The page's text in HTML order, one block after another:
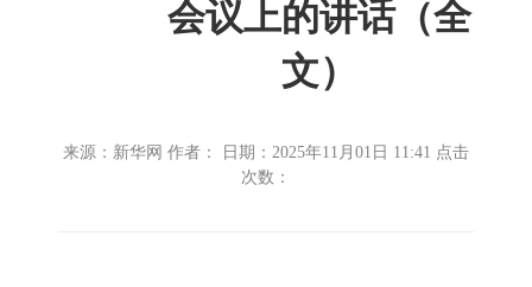
会议上的讲话（全
文）
来源：新华网 作者： 日期：2025年11月01日 11:41 点击
次数：